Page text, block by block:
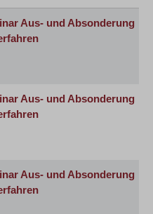
Aus- und Absonderung
Aus- und Absonderung
Aus- und Absonderung